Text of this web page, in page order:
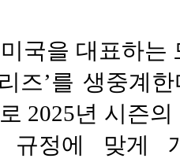
국을 대표하는
즈’를 생중계
2025년 시즌
규정에 맞게